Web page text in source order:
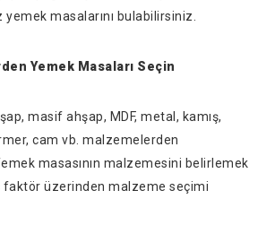
yemek masalarını bulabilirsiniz.
Yemek Masaları Seçin
masif ahşap, MDF, metal, kamış,
cam vb. malzemelerden
masasının malzemesini belirlemek
üzerinden malzeme seçimi